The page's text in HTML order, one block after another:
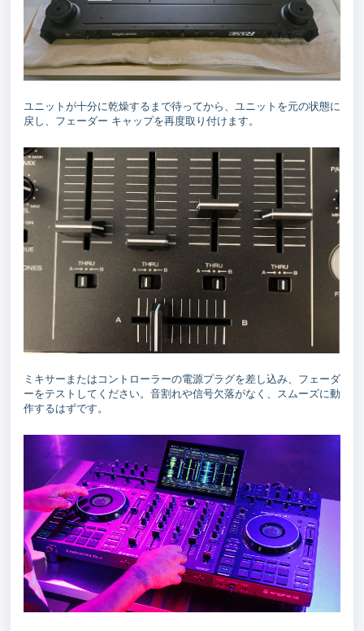
ユニットが十分に乾燥するまで待ってから、ユニットを元の状態に
戻し、フェーダー キャップを再度取り付けます。
ミキサーまたはコントローラーの電源プラグを差し込み、フェーダ
ーをテストしてください。音割れや信号欠落がなく、スムーズに動
作するはずです。